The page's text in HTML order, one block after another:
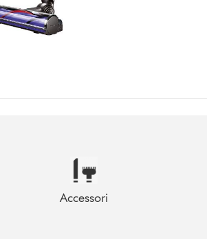
Accessori